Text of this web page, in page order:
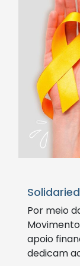
Por meio
apoio
dedicam